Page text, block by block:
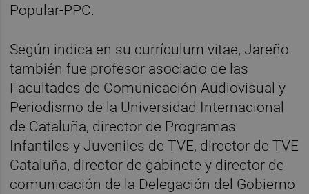
Popular-PPC.
Según indica en su currículum vitae, Jareño
también fue profesor asociado de las
Facultades de Comunicación Audiovisual y
Periodismo de la Universidad Internacional
de Cataluña, director de Programas
Infantiles y Juveniles de TVE, director de TVE
Cataluña, director de gabinete y director de
comunicación de la Delegación del Gobierno